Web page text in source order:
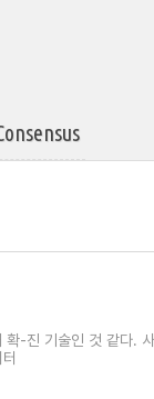
-진 기술인 것 같다.